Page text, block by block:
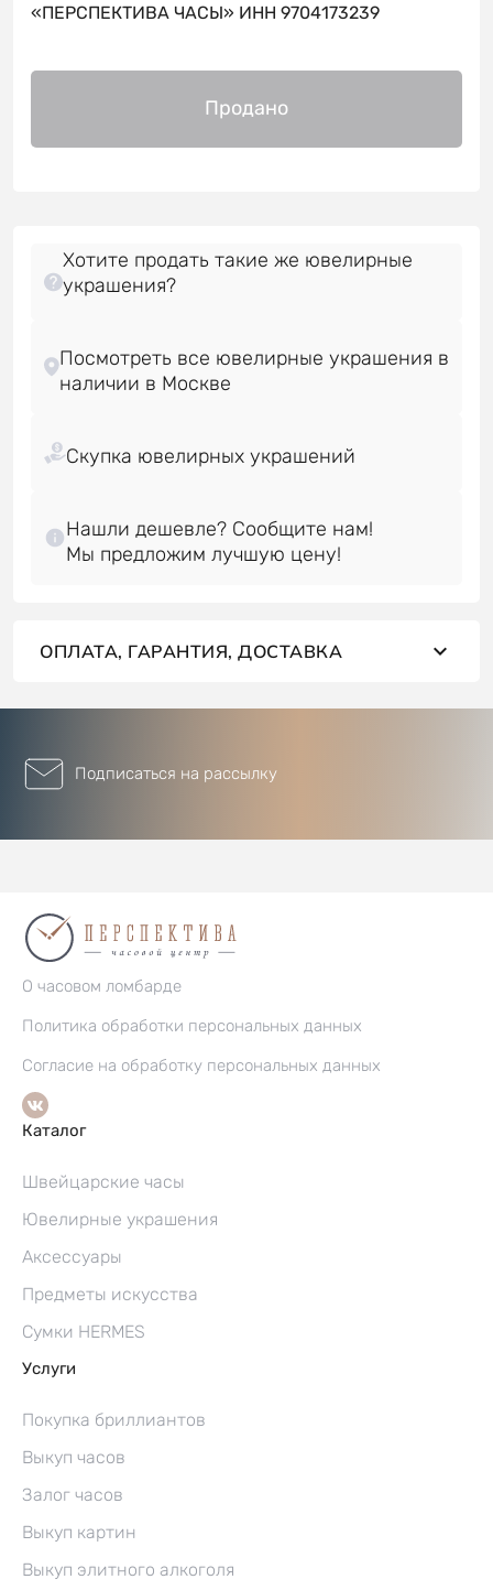
«ПЕРСПЕКТИВА ЧАСЫ» ИНН 9704173239
Продано
Хотите продать такие же ювелирные
украшения?
Посмотреть все ювелирные украшения в
Нашли дешевле? Сообщите нам!
ОПЛАТА, ГАРАНТИЯ, ДОСТАВКА
Подписаться на рассылку
О часовом ломбарде
Политика обработки персональных данных
Согласие на обработку персональных данных
Каталог
Швейцарские часы
Ювелирные украшения
Аксессуары
Предметы искусства
Сумки HERMES
Услуги
Покупка бриллиантов
Выкуп часов
Залог часов
Выкуп картин
Выкуп элитного алкоголя